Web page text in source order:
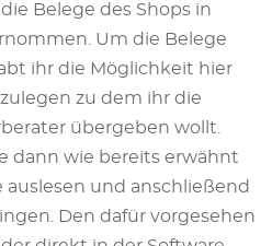
Belege des Shops in
Um die Belege
ihr die Möglichkeit hier
zu dem ihr die
übergeben wollt.
dann wie bereits erwähnt
und anschließend
Den dafür vorgesehen